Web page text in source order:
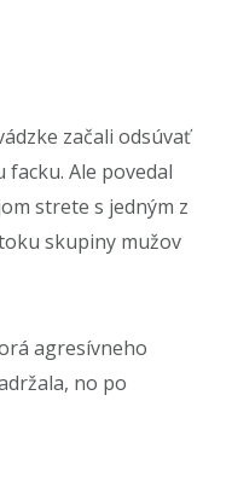
začali odsúvať
facku. Ale povedal
strete s jedným z
skupiny mužov
agresívneho
no po